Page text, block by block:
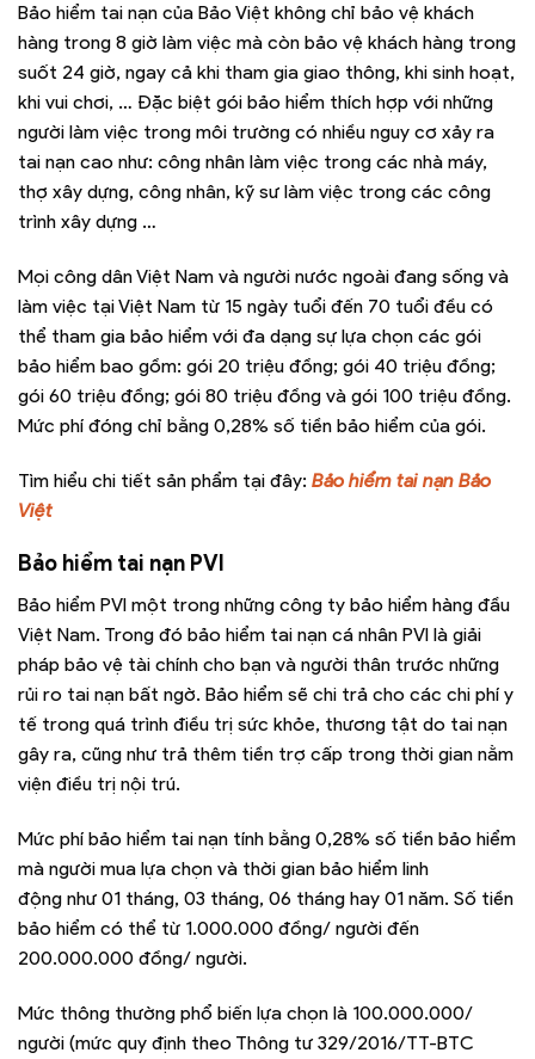
Bảo hiểm tai nạn của Bảo Việt không chỉ bảo vệ khách
hàng trong 8 giờ làm việc mà còn bảo vệ khách hàng trong
suốt 24 giờ, ngay cả khi tham gia giao thông, khi sinh hoạt,
khi vui chơi, … Đặc biệt gói bảo hiểm thích hợp với những
người làm việc trong môi trường có nhiều nguy cơ xảy ra
tai nạn cao như: công nhân làm việc trong các nhà máy,
thợ xây dựng, công nhân, kỹ sư làm việc trong các công
trình xây dựng …
Mọi công dân Việt Nam và người nước ngoài đang sống và
làm việc tại Việt Nam từ 15 ngày tuổi đến 70 tuổi đều có
thể tham gia bảo hiểm với đa dạng sự lựa chọn các gói
bảo hiểm bao gồm: gói 20 triệu đồng; gói 40 triệu đồng;
gói 60 triệu đồng; gói 80 triệu đồng và gói 100 triệu đồng.
Mức phí đóng chỉ bằng 0,28% số tiền bảo hiểm của gói.
Tìm hiểu chi tiết sản phẩm tại đây: Bảo hiểm tai nạn Bảo
Việt
Bảo hiểm tai nạn PVI
Bảo hiểm PVI một trong những công ty bảo hiểm hàng đầu
Việt Nam. Trong đó bảo hiểm tai nạn cá nhân PVI là giải
pháp bảo vệ tài chính cho bạn và người thân trước những
rủi ro tai nạn bất ngờ. Bảo hiểm sẽ chi trả cho các chi phí y
tế trong quá trình điều trị sức khỏe, thương tật do tai nạn
gây ra, cũng như trả thêm tiền trợ cấp trong thời gian nằm
viện điều trị nội trú.
Mức phí bảo hiểm tai nạn tính bằng 0,28% số tiền bảo hiểm
mà người mua lựa chọn và thời gian bảo hiểm linh
động như 01 tháng, 03 tháng, 06 tháng hay 01 năm. Số tiền
bảo hiểm có thể từ 1.000.000 đồng/ người đến
200.000.000 đồng/ người.
Mức thông thường phổ biến lựa chọn là 100.000.000/
người​​ (mức quy định theo Thông tư 329/2016/TT-BTC